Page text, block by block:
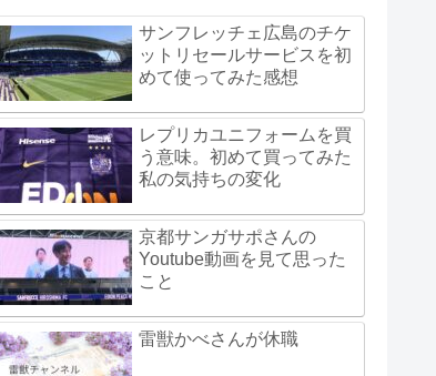
サンフレッチェ広島のチケ
ットリセールサービスを初
めて使ってみた感想
レプリカユニフォームを買
う意味。初めて買ってみた
私の気持ちの変化
京都サンガサポさんの
Youtube動画を見て思った
こと
雷獣かべさんが休職